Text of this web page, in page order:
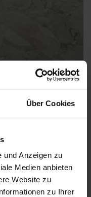
Über Cookies
und Anzeigen zu
Medien anbieten
Website zu
zu Ihrer